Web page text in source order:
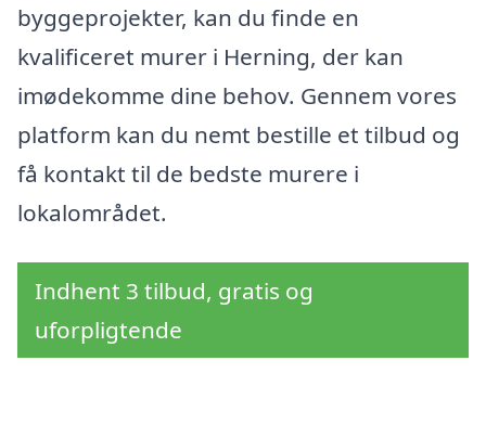
byggeprojekter, kan du finde en
kvalificeret murer i Herning, der kan
imødekomme dine behov. Gennem vores
platform kan du nemt bestille et tilbud og
få kontakt til de bedste murere i
lokalområdet.
Indhent 3 tilbud, gratis og
uforpligtende